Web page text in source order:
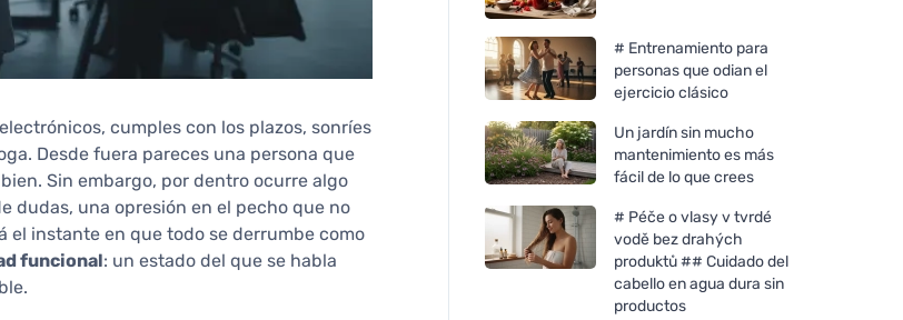
cumples con los plazos, sonríes
Desde fuera pareces una persona que
Sin embargo, por dentro ocurre algo
dudas, una opresión en el pecho que no
el instante en que todo se derrumbe como
funcional: un estado del que se habla
# Entrenamiento para
personas que odian el
ejercicio clásico
Un jardín sin mucho
mantenimiento es más
fácil de lo que crees
# Péče o vlasy v tvrdé
vodě bez drahých
produktů ## Cuidado del
cabello en agua dura sin
productos